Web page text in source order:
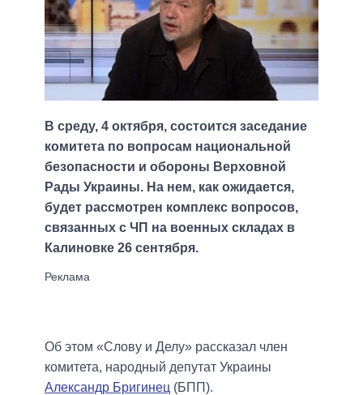
В среду, 4 октября, состоится заседание
комитета по вопросам национальной
безопасности и обороны Верховной
Рады Украины. На нем, как ожидается,
будет рассмотрен комплекс вопросов,
связанных с ЧП на военных складах в
Калиновке 26 сентября.
Об этом «Слову и Делу» рассказал член
комитета, народный депутат Украины
Александр Бригинец (БПП).